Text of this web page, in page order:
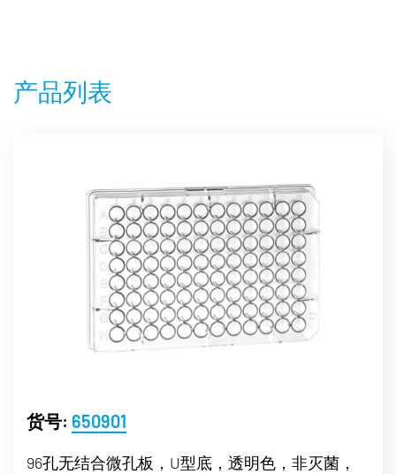
产品列表
货号: 650901
96孔无结合微孔板，U型底，透明色，非灭菌，